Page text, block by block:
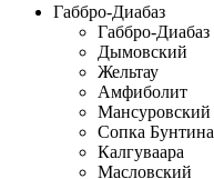
Габбро-Диабаз
Габбро-Диабаз
Дымовский
Жельтау
Амфиболит
Мансуровский
Сопка Бунтина
Калгуваара
Масловский